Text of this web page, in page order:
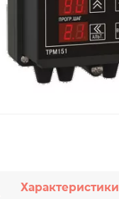
Характеристики